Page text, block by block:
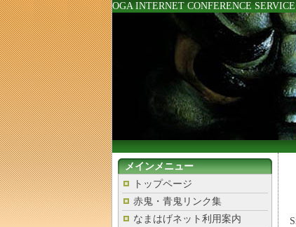
OGA INTERNET CONFERENCE SERVICE
メインメニュー
トップページ
赤鬼・青鬼リンク集
なまはげネット利用案内